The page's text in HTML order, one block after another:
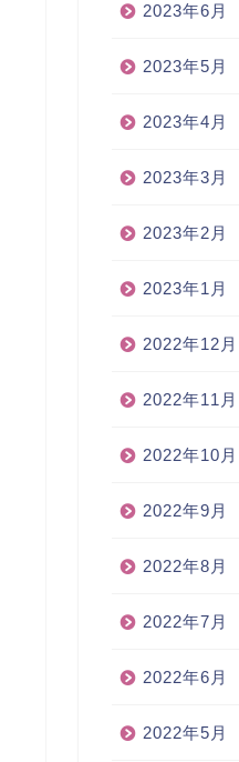
2023年6月
2023年5月
2023年4月
2023年3月
2023年2月
2023年1月
2022年12月
2022年11月
2022年10月
2022年9月
2022年8月
2022年7月
2022年6月
2022年5月